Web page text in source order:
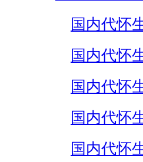
国内代怀
国内代怀
国内代怀
国内代怀
国内代怀